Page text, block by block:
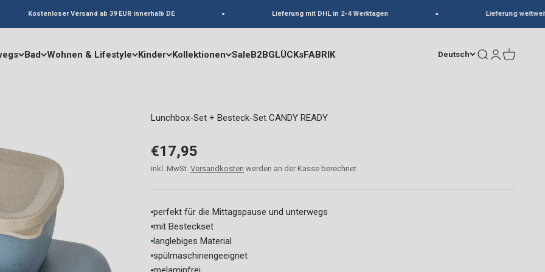
Kostenloser Versand ab 39 EUR innerhalb DE Lieferung mit DHL in 2-4 Werktagen Lieferung weltweit
Bad Wohnen & Lifestyle Kinder Kollektionen SaleB2BGLÜCKsFABRIK Deutsch SucheAnmelden
Warenkorb
Lunchbox-Set + Besteck-Set CANDY READY
Angebot
€17,95
inkl. MwSt. Versandkosten werden an der Kasse berechnet
perfekt für die Mittagspause und unterwegs
mit Besteckset
langlebiges Material
spülmaschinengeeignet